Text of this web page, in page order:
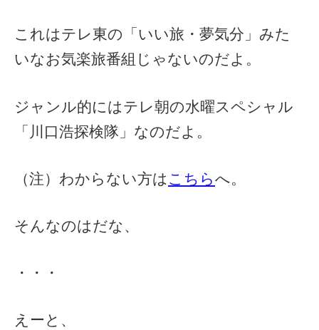
これはテレ東の「いい旅・夢気分」みた
いなお気楽旅番組じゃないのだよ。
ジャンル的にはテレ朝の水曜スペシャル
「川口浩探検隊」なのだよ。
（注）わからない方は こちらへ。
そんなのはだな、
・・・
えーと、